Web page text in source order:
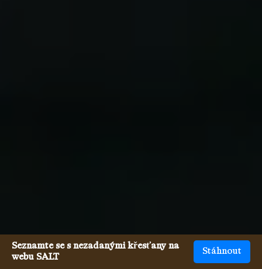
Seznamte se s nezadanými křesťany na
webu SALT
Stáhnout